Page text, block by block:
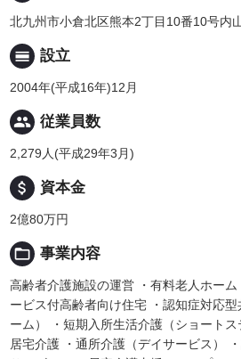
北九州市小倉北区熊本2丁目10番10号内
calendar_view_day 設立
2004年(平成16年)12月
people 従業員数
2,279人(平成29年3月)
attach_money 資本金
2億80万円
folder_open 事業内容
高齢者介護施設の運営 ・有料老人ホー
ービス付高齢者向け住宅 ・認知症対応
ーム） ・短期入所生活介護（ショート
居宅介護 ・通所介護（デイサービス）